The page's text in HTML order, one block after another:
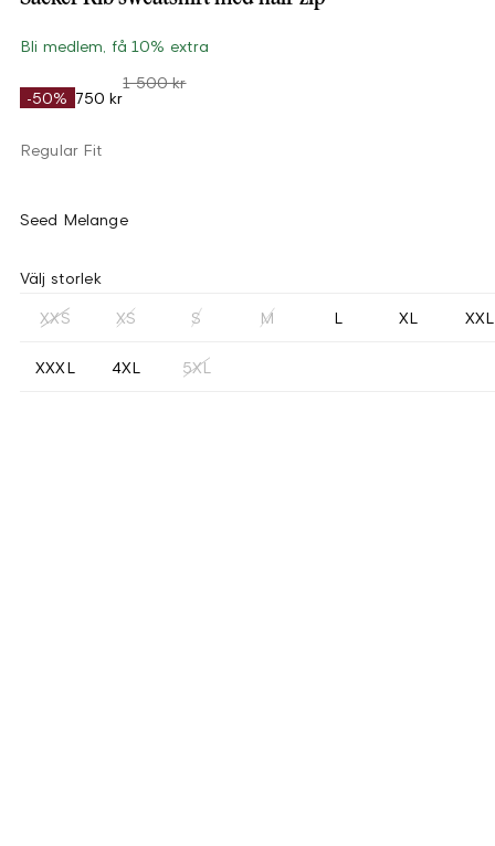
Bli medlem, få 10% extra
-50% 750 kr
1 500 kr
Regular Fit
Seed Melange
Välj storlek
XXS XS S M L XL XXL
XXXL 4XL 5XL